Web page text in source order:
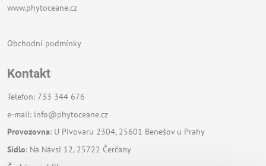
www.phytoceane.cz
Obchodní podmínky
Kontakt
Telefon: 733 344 676
e-mail: info@phytoceane.cz
Provozovna: U Pivovaru 2304, 25601 Benešov u Prahy
Sídlo: Na Návsi 12, 25722 Čerčany